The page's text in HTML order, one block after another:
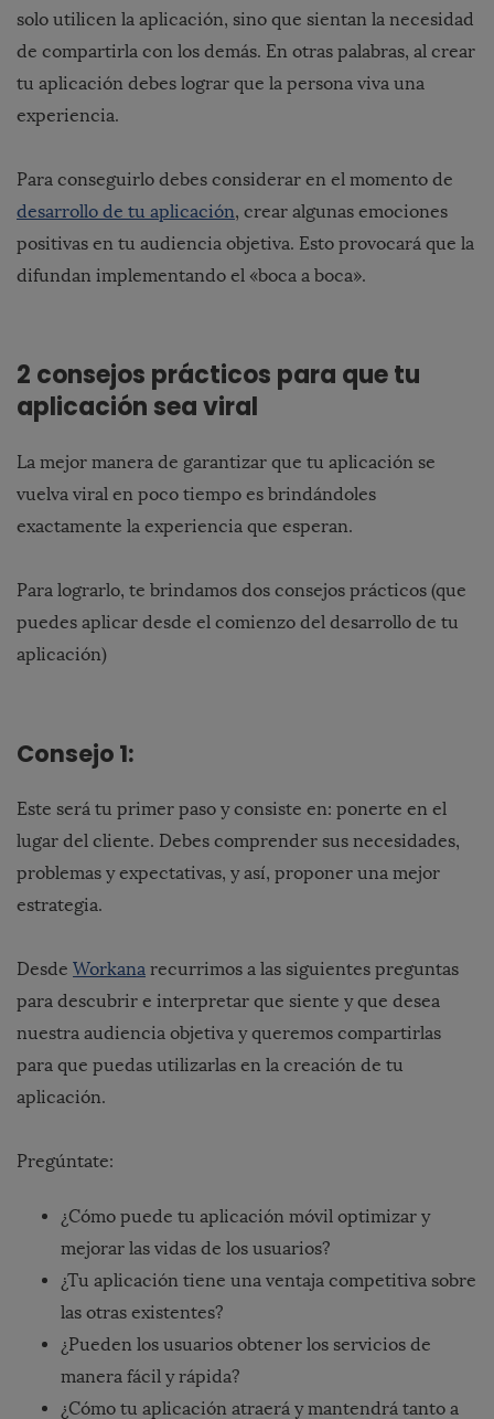
solo utilicen la aplicación, sino que sientan la necesidad
de compartirla con los demás. En otras palabras, al crear
tu aplicación debes lograr que la persona viva una
experiencia.
Para conseguirlo debes considerar en el momento de
desarrollo de tu aplicación, crear algunas emociones
positivas en tu audiencia objetiva. Esto provocará que la
difundan implementando el «boca a boca».
2 consejos prácticos para que tu
aplicación sea viral
La mejor manera de garantizar que tu aplicación se
vuelva viral en poco tiempo es brindándoles
exactamente la experiencia que esperan.
Para lograrlo, te brindamos dos consejos prácticos (que
puedes aplicar desde el comienzo del desarrollo de tu
aplicación)
Consejo 1:
Este será tu primer paso y consiste en: ponerte en el
lugar del cliente. Debes comprender sus necesidades,
problemas y expectativas, y así, proponer una mejor
estrategia.
Desde Workana recurrimos a las siguientes preguntas
para descubrir e interpretar que siente y que desea
nuestra audiencia objetiva y queremos compartirlas
para que puedas utilizarlas en la creación de tu
aplicación.
Pregúntate:
¿Cómo puede tu aplicación móvil optimizar y
mejorar las vidas de los usuarios?
¿Tu aplicación tiene una ventaja competitiva sobre
las otras existentes?
¿Pueden los usuarios obtener los servicios de
manera fácil y rápida?
¿Cómo tu aplicación atraerá y mantendrá tanto a